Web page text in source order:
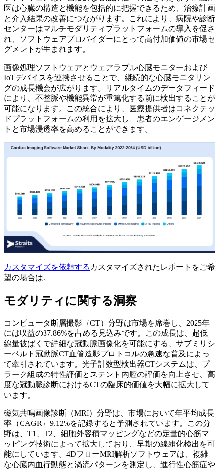
医は心臓の構造と機能を包括的に把握できるため、治療計画
と介入結果の改善につながります。これにより、病院や診断
センターはマルチモダリティプラットフォームの導入を促さ
れ、ソフトウェアプロバイダーにとって高付加価値の市場セ
グメントが生まれます。
画像処理ソフトウェアとウェアラブル心臓モニターおよび
IoTデバイスを連携させることで、継続的な心臓モニタリン
グの成長機会が広がります。リアルタイムのデータフィード
により、不整脈や機能異常が重篤化する前に検出することが
可能になります。この統合により、医療提供者はコネクテッ
ドプラットフォームの利用を拡大し、患者のエンゲージメン
トと市場浸透率を高めることができます。
カスタマイズを依頼する カスタマイズされたレポートをご希
望の場合は。
モダリティに関する洞察
コンピュータ断層撮影（CT）分野は市場を席巻し、2025年
には収益の37.86%を占める見込みです。この成長は、超低
線量被ばくで詳細な冠動脈画像化を可能にする、サブミリシ
ーベルト冠動脈CT血管造影プロトコルの急速な普及によっ
て牽引されています。光子計数型検出器CTシステムは、プ
ラーク組成の特性評価とステント内腔の評価を向上させ、高
度な冠動脈診断におけるCTの臨床的価値を大幅に拡大して
います。
磁気共鳴画像診断（MRI）分野は、市場において年平均成長
率（CAGR）9.12%を記録すると予測されています。この分
野は、T1、T2、細胞外容積マッピングなどの定量的心筋マ
ッピング技術によって拡大しており、早期の線維化検出を可
能にしています。4DフローMRI解析ソフトウェアは、複雑
な心臓内血行動態と渦流パターンを測定し、進行性心筋症や